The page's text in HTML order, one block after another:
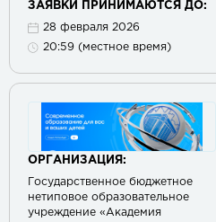
ЗАЯВКИ ПРИНИМАЮТСЯ ДО:
28 февраля 2026
20:59 (местное время)
ОРГАНИЗАЦИЯ:
Государственное бюджетное
нетиповое образовательное
учреждение «Академия